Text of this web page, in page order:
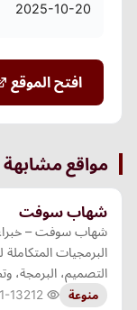
2025-10-20
افتح الموقع
مواقع مشابهة
شهاب سوفت
شهاب سوفت – خبراء
البرمجيات
التصميم، البرمجة،
منوعة 13